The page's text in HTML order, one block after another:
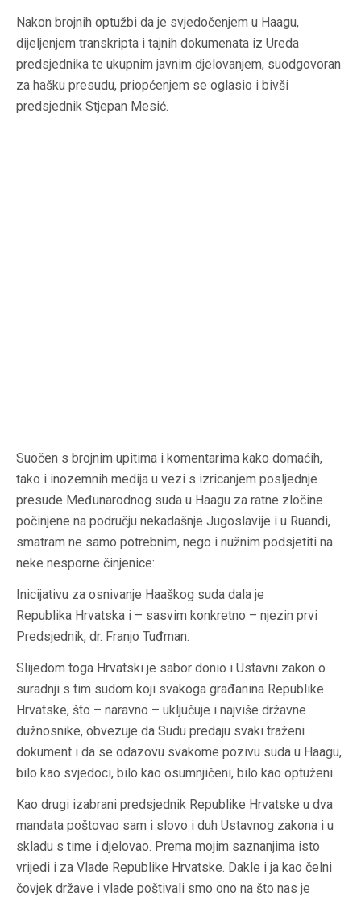
Nakon brojnih optužbi da je svjedočenjem u Haagu,
dijeljenjem transkripta i tajnih dokumenata iz Ureda
predsjednika te ukupnim javnim djelovanjem, suodgovoran
za hašku presudu, priopćenjem se oglasio i bivši
predsjednik Stjepan Mesić.
Suočen s brojnim upitima i komentarima kako domaćih,
tako i inozemnih medija u vezi s izricanjem posljednje
presude Međunarodnog suda u Haagu za ratne zločine
počinjene na području nekadašnje Jugoslavije i u Ruandi,
smatram ne samo potrebnim, nego i nužnim podsjetiti na
neke nesporne činjenice:
Inicijativu za osnivanje Haaškog suda dala je
Republika Hrvatska i – sasvim konkretno – njezin prvi
Predsjednik, dr. Franjo Tuđman.
Slijedom toga Hrvatski je sabor donio i Ustavni zakon o
suradnji s tim sudom koji svakoga građanina Republike
Hrvatske, što – naravno – uključuje i najviše državne
dužnosnike, obvezuje da Sudu predaju svaki traženi
dokument i da se odazovu svakome pozivu suda u Haagu,
bilo kao svjedoci, bilo kao osumnjičeni, bilo kao optuženi.
Kao drugi izabrani predsjednik Republike Hrvatske u dva
mandata poštovao sam i slovo i duh Ustavnog zakona i u
skladu s time i djelovao. Prema mojim saznanjima isto
vrijedi i za Vlade Republike Hrvatske. Dakle i ja kao čelni
čovjek države i vlade poštivali smo ono na što nas je